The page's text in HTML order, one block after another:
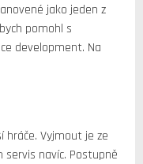
jako jeden z
pomohl s
development. Na
Vyjmout je ze
navíc. Postupně